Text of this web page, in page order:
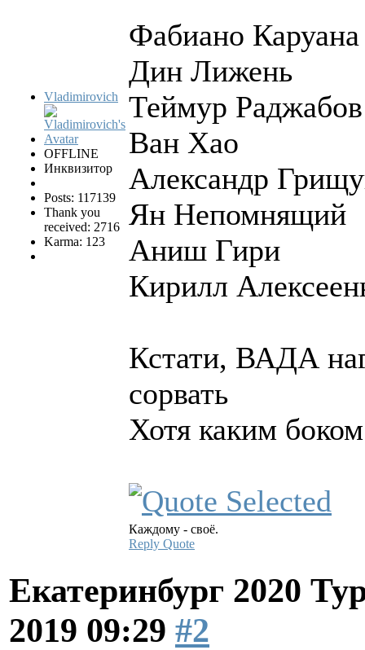
Vladimirovich
OFFLINE
Инквизитор
Posts: 117139
Thank you
received: 2716
Karma: 123
Фабиано Каруана
Дин Лижень
Теймур Раджабов
Ван Хао
Александр
Ян Непомнящий
Аниш Гири
Кирилл
Кстати, ВАДА
сорвать
Хотя каким
Каждому - своё.
Reply Quote
Екатеринбург 2020
2019 09:29 #2